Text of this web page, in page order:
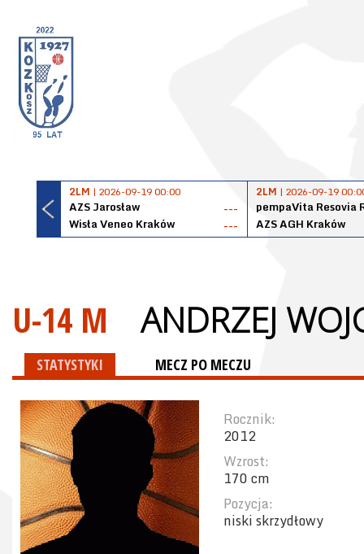
2LM | 2026-09-19 00:00
AZS Jarosław
---
Wisła Veneo Kraków
---
2LM | 2026-09-19
pempaVita Resovia
AZS AGH Kraków
U-14 M ANDRZEJ
STATYSTYKI MECZ PO MECZU
Rocznik:
2012
Wzrost:
170 cm
Pozycja:
niski skrzydłowy